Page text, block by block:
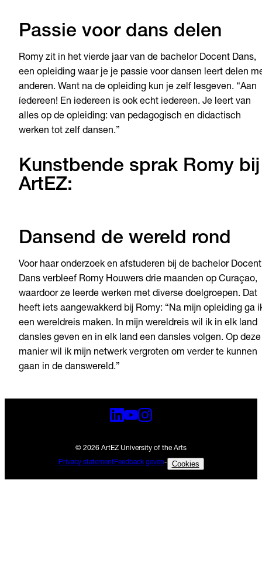
Passie voor dans delen
Romy zit in het vierde jaar van de bachelor Docent Dans,
een opleiding waar je je passie voor dansen leert delen
anderen. Want na de opleiding kun je zelf lesgeven. “Aan
íedereen! En iedereen is ook echt iedereen. Je leert van
alles op de opleiding: van pedagogisch en didactisch
werken tot zelf dansen.”
Kunstbende sprak Romy bij
ArtEZ:
Dansend de wereld rond
Voor haar onderzoek en afstuderen bij de bachelor Docent
Dans verbleef Romy Houwers drie maanden op Curaçao,
waardoor ze leerde werken met diverse doelgroepen. Dat
heeft iets aangewakkerd bij Romy: “Na mijn opleiding ga
een wereldreis maken. In mijn wereldreis wil ik in elk land
dansles geven en in elk land een dansles volgen. Op deze
manier wil ik mijn netwerk vergroten om verder te kunnen
gaan in de danswereld.”
© 2026 ArtEZ University of the Arts
Privacy statementFeedback geven- Cookies